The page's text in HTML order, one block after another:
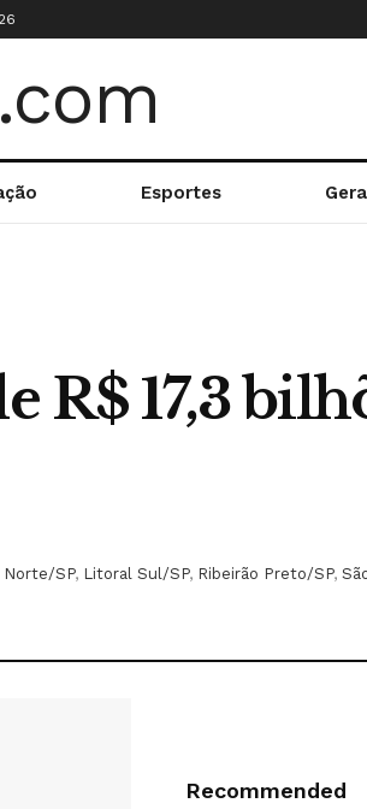
Esportes
R$ 17,3
Norte/SP, Litoral Sul/SP, Ribeirão Preto/SP,
Recommended